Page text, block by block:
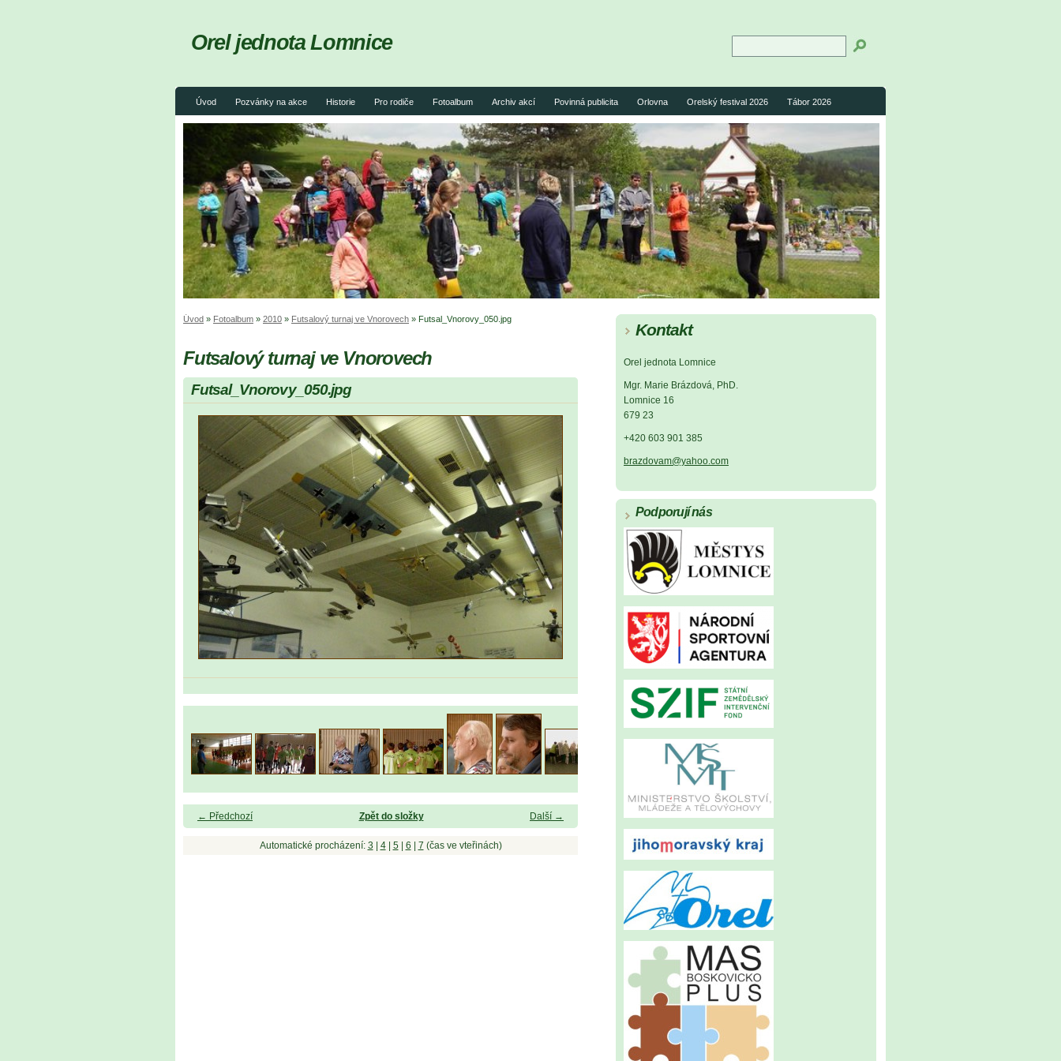
Úvod Pozvánky na akce Historie Pro rodiče Fotoalbum Archiv akcí Povinná publicita Orlovna Orelský festival 2026 Tábor 2026
Orel jednota Lomnice
Úvod » Fotoalbum » 2010 » Futsalový turnaj ve Vnorovech » Futsal_Vnorovy_050.jpg
Futsalový turnaj ve Vnorovech
Futsal_Vnorovy_050.jpg
← Předchozí Další →
Zpět do složky
Automatické procházení: 3 4| 5| 6 7 (čas ve vteřinách)
Kontakt
Orel jednota Lomnice
Mgr. Marie Brázdová, PhD.
Lomnice 16
679 23
+420 603 901 385
brazdovam@yahoo.com
Podporují nás